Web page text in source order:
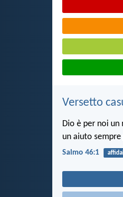
Versetto
Dio è per noi un
un aiuto
Salmo 46:1